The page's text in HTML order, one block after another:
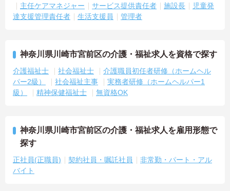
主任ケアマネジャー
サービス提供責任者 施設長
児童発
達支援管理責任者
生活支援員 管理者
神奈川県川崎市宮前区の介護・福祉求人を資格で探す
介護福祉士 社会福祉士
介護職員初任者研修（ホームヘル
パー2級）
社会福祉主事
実務者研修（ホームヘルパー1
級）
精神保健福祉士 無資格OK
神奈川県川崎市宮前区の介護・福祉求人を雇用形態で
探す
正社員(正職員) 契約社員・嘱託社員
非常勤・パート・アル
バイト